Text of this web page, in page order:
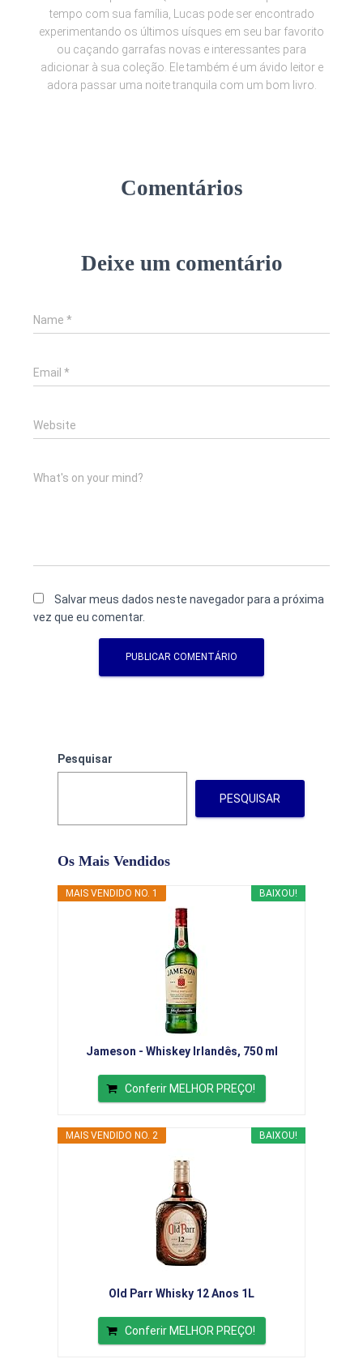
tempo com sua família, Lucas pode ser encontrado
experimentando os últimos uísques em seu bar favorito
ou caçando garrafas novas e interessantes para
adicionar à sua coleção. Ele também é um ávido leitor e
adora passar uma noite tranquila com um bom livro.
Comentários
Deixe um comentário
Name *
Email *
Website
What's on your mind?
Salvar meus dados neste navegador para a próxima
vez que eu comentar.
Pesquisar
PESQUISAR
Os Mais Vendidos
BAIXOU!
MAIS VENDIDO NO. 1
Jameson - Whiskey Irlandês, 750 ml
Conferir MELHOR PREÇO!
BAIXOU!
MAIS VENDIDO NO. 2
Old Parr Whisky 12 Anos 1L
Conferir MELHOR PREÇO!